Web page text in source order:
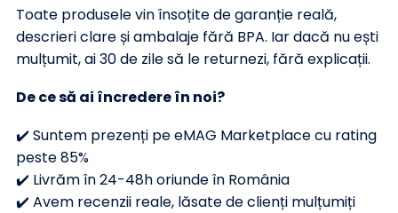
Toate produsele vin însoțite de garanție reală,
descrieri clare și ambalaje fără BPA. Iar dacă nu ești
mulțumit, ai 30 de zile să le returnezi, fără explicații.
De ce să ai încredere în noi?
✔️ Suntem prezenți pe eMAG Marketplace cu rating
peste 85%
✔️ Livrăm în 24-48h oriunde în România
✔️ Avem recenzii reale, lăsate de clienți mulțumiți